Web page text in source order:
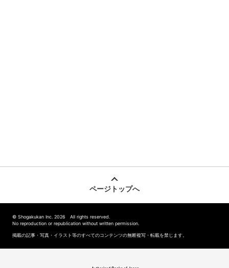
ページトップへ
© Shogakukan Inc. 2026 All rights reserved.
No reproduction or republication without written permission.
掲載の記事・写真・イラスト等のすべてのコンテンツの無断複写・転載を禁じます。